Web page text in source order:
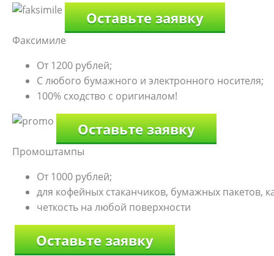
Оставьте заявку
Факсимиле
От 1200 рублей;
С любого бумажного и электронного носителя;
100% сходство с оригиналом!
Оставьте заявку
Промоштампы
От 1000 рублей;
для кофейных стаканчиков, бумажных пакетов,
четкость на любой поверхности
Оставьте заявку